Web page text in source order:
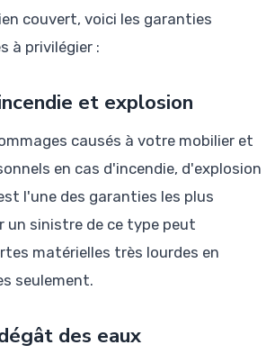
couvert, voici les garanties
à privilégier :
et explosion
causés à votre mobilier et
en cas d'incendie, d'explosion
l'une des garanties les plus
un sinistre de ce type peut
matérielles très lourdes en
seulement.
des eaux